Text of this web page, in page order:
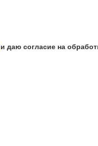
и даю согласие на